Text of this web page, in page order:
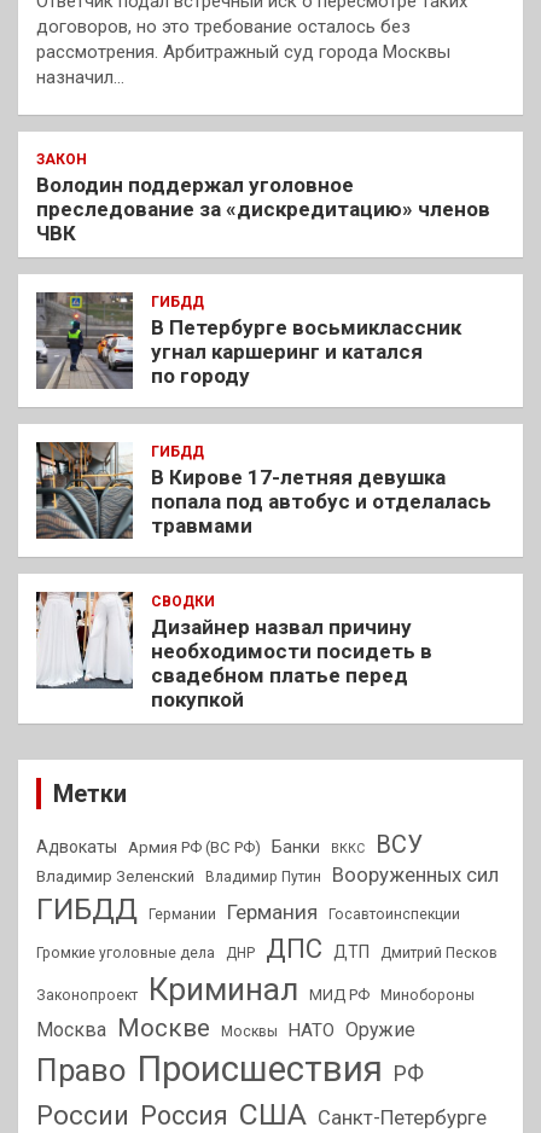
договоров, но это требование осталось без
рассмотрения. Арбитражный суд города Москвы
назначил…
ЗАКОН
Володин поддержал уголовное
преследование за «дискредитацию» членов
ЧВК
ГИБДД
В Петербурге восьмиклассник
угнал каршеринг и катался
по городу
ГИБДД
В Кирове 17-летняя девушка
попала под автобус и отделалась
травмами
СВОДКИ
Дизайнер назвал причину
необходимости посидеть в
свадебном платье перед
покупкой
Метки
Адвокаты Армия РФ (ВС РФ) Банки ВККС ВСУ
Владимир Зеленский Владимир Путин Вооруженных сил
ГИБДД Германии Германия Госавтоинспекции
Громкие уголовные дела ДНР ДПС ДТП Дмитрий Песков
Законопроект Криминал МИД РФ Минобороны
Москва Москве Москвы НАТО Оружие
Право Происшествия РФ
России Россия США Санкт-Петербурге